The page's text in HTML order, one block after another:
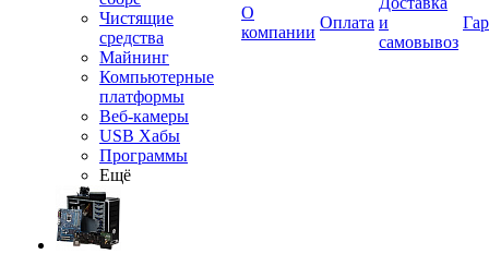
Чистящие
средства
Майнинг
Компьютерные
платформы
Веб-камеры
USB Хабы
Программы
Ещё
О
компании
Оплата и
самовывоз